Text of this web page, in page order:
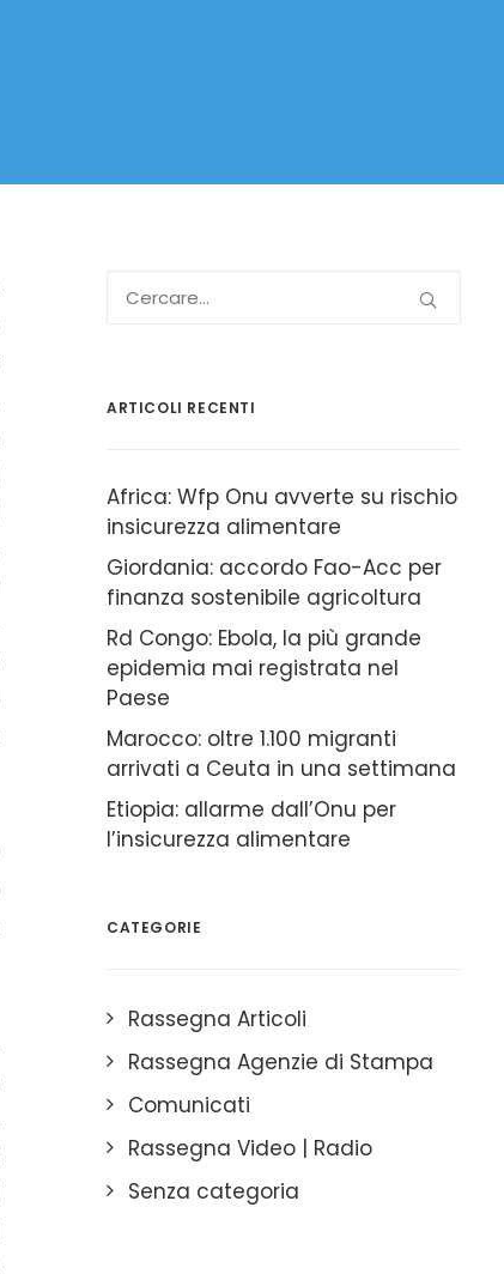
ARTICOLI RECENTI
Africa: Wfp Onu avverte su rischio
insicurezza alimentare
Giordania: accordo Fao-Acc per
finanza sostenibile agricoltura
Rd Congo: Ebola, la più grande
epidemia mai registrata nel
Paese
Marocco: oltre 1.100 migranti
arrivati a Ceuta in una settimana
Etiopia: allarme dall’Onu per
l’insicurezza alimentare
CATEGORIE
Rassegna Articoli
Rassegna Agenzie di Stampa
Comunicati
Rassegna Video | Radio
Senza categoria